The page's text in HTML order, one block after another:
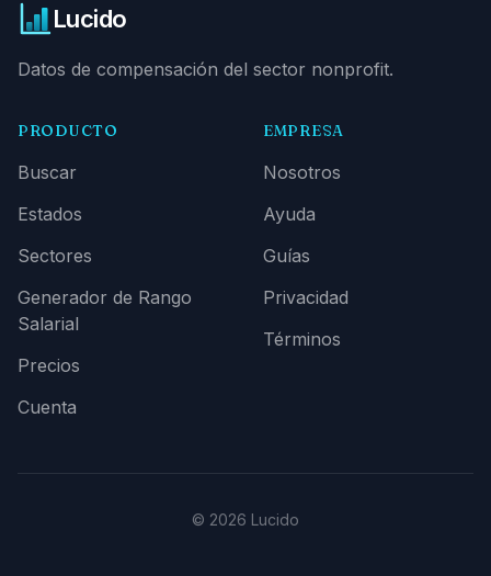
Lucido
Datos de compensación del sector nonprofit.
PRODUCTO
Buscar
Estados
Sectores
Generador de Rango
Salarial
Precios
Cuenta
EMPRESA
Nosotros
Ayuda
Guías
Privacidad
Términos
© 2026 Lucido